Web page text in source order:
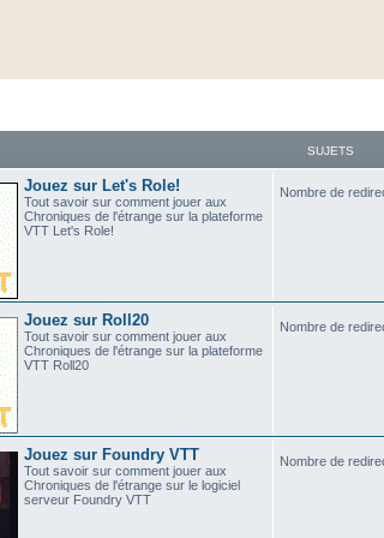
SUJETS
Jouez sur Let's Role!
Tout savoir sur comment jouer aux
Chroniques de l'étrange sur la plateforme
VTT Let's Role!
Nombre de
Jouez sur Roll20
Tout savoir sur comment jouer aux
Chroniques de l'étrange sur la plateforme
VTT Roll20
Nombre de
Jouez sur Foundry VTT
Tout savoir sur comment jouer aux
Chroniques de l'étrange sur le logiciel
serveur Foundry VTT
Nombre de